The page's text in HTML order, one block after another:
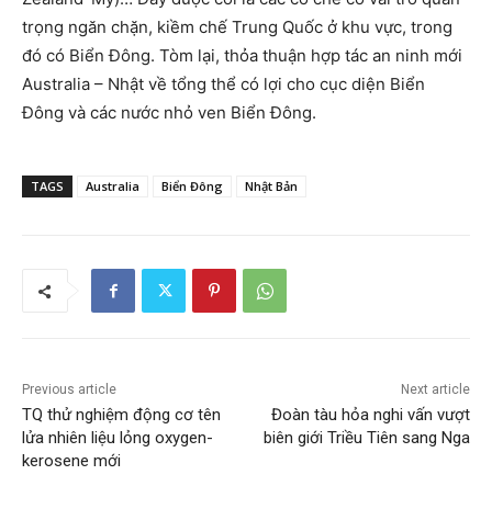
trọng ngăn chặn, kiềm chế Trung Quốc ở khu vực, trong
đó có Biển Đông. Tòm lại, thỏa thuận hợp tác an ninh mới
Australia – Nhật về tổng thể có lợi cho cục diện Biển
Đông và các nước nhỏ ven Biển Đông.
TAGS Australia Biển Đông Nhật Bản
Previous article
TQ thử nghiệm động cơ tên
lửa nhiên liệu lỏng oxygen-
kerosene mới
Next article
Đoàn tàu hỏa nghi vấn vượt
biên giới Triều Tiên sang Nga